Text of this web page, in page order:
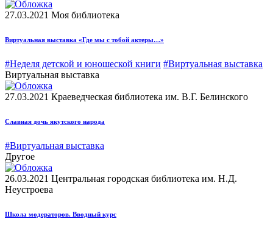
27.03.2021 Моя библиотека
Виртуальная выставка «Где мы с тобой актеры…»
#Неделя детской и юношеской книги #Виртуальная выставка
Виртуальная выставка
27.03.2021 Краеведческая библиотека им. В.Г. Белинского
Славная дочь якутского народа
#Виртуальная выставка
Другое
26.03.2021 Центральная городская библиотека им. Н.Д.
Неустроева
Школа модераторов. Вводный курс